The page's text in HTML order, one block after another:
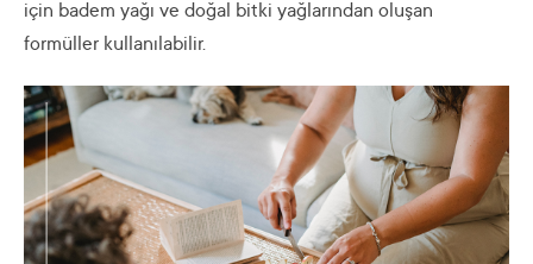
için badem yağı ve doğal bitki yağlarından oluşan
formüller kullanılabilir.